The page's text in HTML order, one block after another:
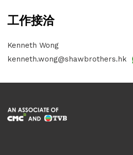
工作接洽
Kenneth Wong
kenneth.wong@shawbrothers.hk